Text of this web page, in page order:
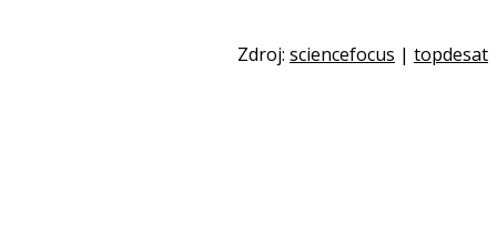
Zdroj: sciencefocus | topdesat